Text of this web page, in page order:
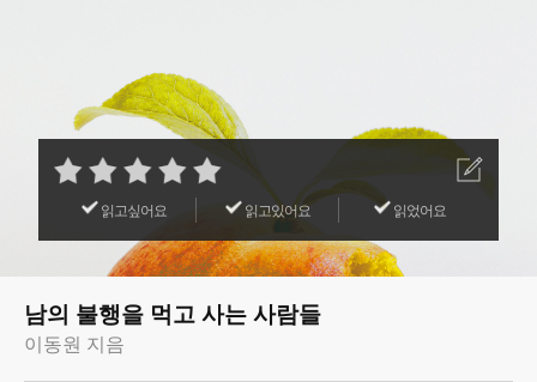
읽고싶어요 읽고있어요 읽었어요
남의 불행을 먹고 사는 사람들
이동원 지음